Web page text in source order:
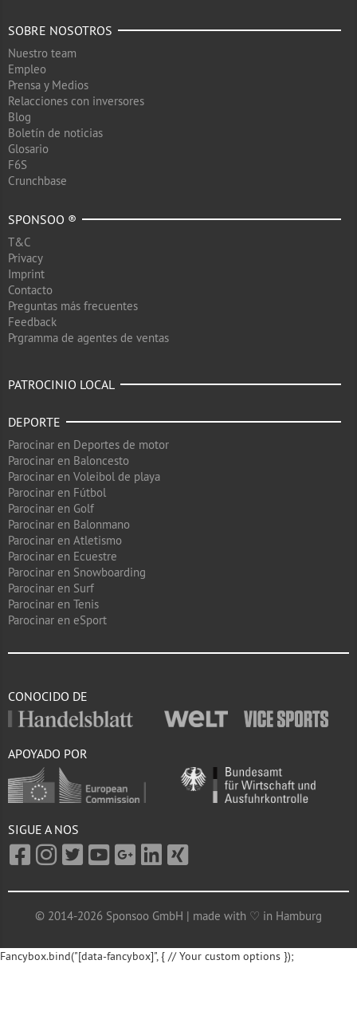
SOBRE NOSOTROS
Nuestro team
Empleo
Prensa y Medios
Relacciones con inversores
Blog
Boletín de noticias
Glosario
F6S
Crunchbase
SPONSOO ®
T&C
Privacy
Imprint
Contacto
Preguntas más frecuentes
Feedback
Prgramma de agentes de ventas
PATROCINIO LOCAL
DEPORTE
Parocinar en Deportes de motor
Parocinar en Baloncesto
Parocinar en Voleibol de playa
Parocinar en Fútbol
Parocinar en Golf
Parocinar en Balonmano
Parocinar en Atletismo
Parocinar en Ecuestre
Parocinar en Snowboarding
Parocinar en Surf
Parocinar en Tenis
Parocinar en eSport
CONOCIDO DE
APOYADO POR
SIGUE A NOS
© 2014-2026 Sponsoo GmbH | made with ♡ in Hamburg
Fancybox.bind("[data-fancybox]", { // Your custom options });